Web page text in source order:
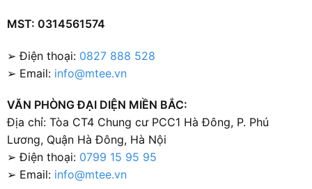
MST: 0314561574
➢ Điện thoại: 0827 888 528
➢ Email: info@mtee.vn
VĂN PHÒNG ĐẠI DIỆN MIỀN BẮC:
Địa chỉ: Tòa CT4 Chung cư PCC1 Hà Đông, P. Phú
Lương, Quận Hà Đông, Hà Nội
➢ Điện thoại: 0799 15 95 95
➢ Email: info@mtee.vn